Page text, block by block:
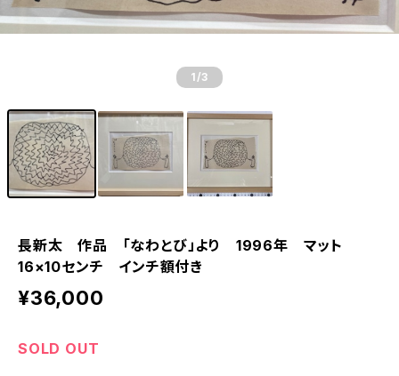
1 /3
長新太 作品 「なわとび」より 1996年 マット
16×10センチ インチ額付き
¥36,000
SOLD OUT